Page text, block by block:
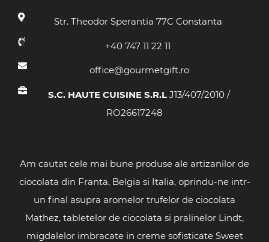
Str. Theodor Sperantia 77C Constanta
+40 747 11 22 11
office@gourmetgift.ro
S.C. HAUTE CUISINE S.R.L J13/407/2010 /
RO26617248
Am cautat cele mai bune produse ale artizanilor de
ciocolata din Franta, Belgia si Italia, oprindu-ne intr-
un final asupra aromelor trufelor de ciocolata
Mathez, tabletelor de ciocolata si pralinelor Lindt,
migdalelor imbracate in creme sofisticate Sweet